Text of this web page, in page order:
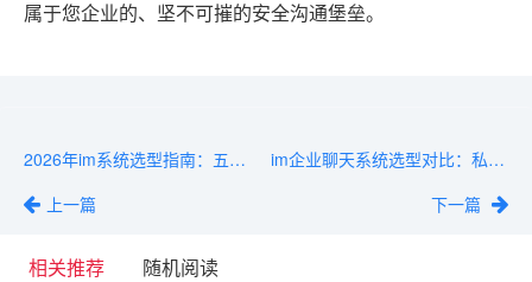
属于您企业的、坚不可摧的安全沟通堡垒。
2026年im系统选型指南：五大核心模块对比
上一篇
im企业聊天系统选型对比：私有化部署与SaaS方案如何取舍
下一篇
相关推荐 随机阅读